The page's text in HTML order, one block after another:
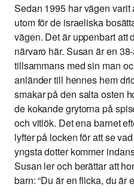
Sedan 1995 har vägen
utom för de israeliska
vägen. Det är uppenbart att
närvaro här. Susan är en
tillsammans med sin man
anländer till hennes hem
smakar på den salta osten
de kokande grytorna på
och vitlök. Det ena barnet
lyfter på locken för att se
yngsta dotter kommer
Susan ler och berättar att
barn: “Du är en flicka, du är